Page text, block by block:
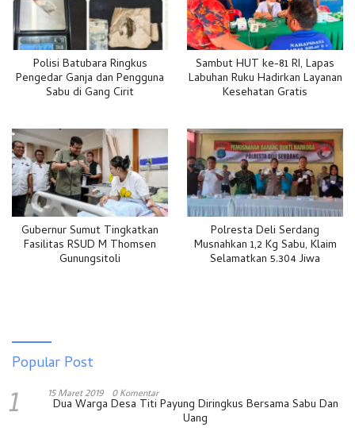
Polisi Batubara Ringkus
Pengedar Ganja dan Pengguna
Sabu di Gang Cirit
Sambut HUT ke-81 RI, Lapas
Labuhan Ruku Hadirkan Layanan
Kesehatan Gratis
Gubernur Sumut Tingkatkan
Fasilitas RSUD M Thomsen
Gunungsitoli
Polresta Deli Serdang
Musnahkan 1,2 Kg Sabu, Klaim
Selamatkan 5.304 Jiwa
Popular Post
1 15 Maret 2019 0 Komentar
Dua Warga Desa Titi Payung Diringkus Bersama Sabu Dan
Uang